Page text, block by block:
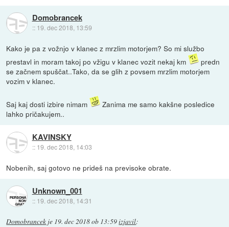
Domobrancek
:: 19. dec 2018, 13:59
Kako je pa z vožnjo v klanec z mrzlim motorjem? So mi službo
prestavl in moram takoj po vžigu v klanec vozit nekaj km
predn
se začnem spuščat..Tako, da se glih z povsem mrzlim motorjem
vozim v klanec.
Saj kaj dosti izbire nimam
Zanima me samo kakšne posledice
lahko pričakujem..
KAVINSKY
:: 19. dec 2018, 14:03
Nobenih, saj gotovo ne prideš na previsoke obrate.
Unknown_001
:: 19. dec 2018, 14:31
Domobrancek je 19. dec 2018 ob 13:59izjavil: